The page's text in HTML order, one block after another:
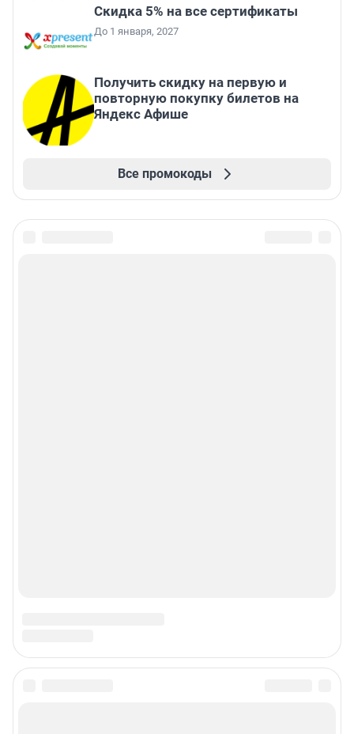
Скидка 5% на все сертификаты
До 1 января, 2027
Получить скидку на первую и
повторную покупку билетов на
Яндекс Афише
Все промокоды